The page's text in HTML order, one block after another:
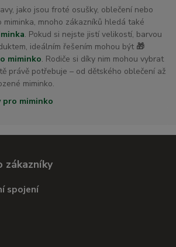
jako jsou froté osušky, oblečení nebo
mnoho zákazníků hledá také
. Pokud si nejste jistí velikostí, barvou
ideálním řešením mohou být 🎁
miminko. Rodiče si díky nim mohou vybrat
právě potřebuje – od dětského oblečení až
miminko.
pro miminko
zákazníky
spojení